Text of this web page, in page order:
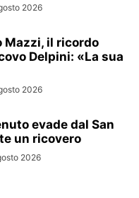
2026
Mazzi, il ricordo
Delpini: «La sua
2026
evade dal San
un ricovero
2026